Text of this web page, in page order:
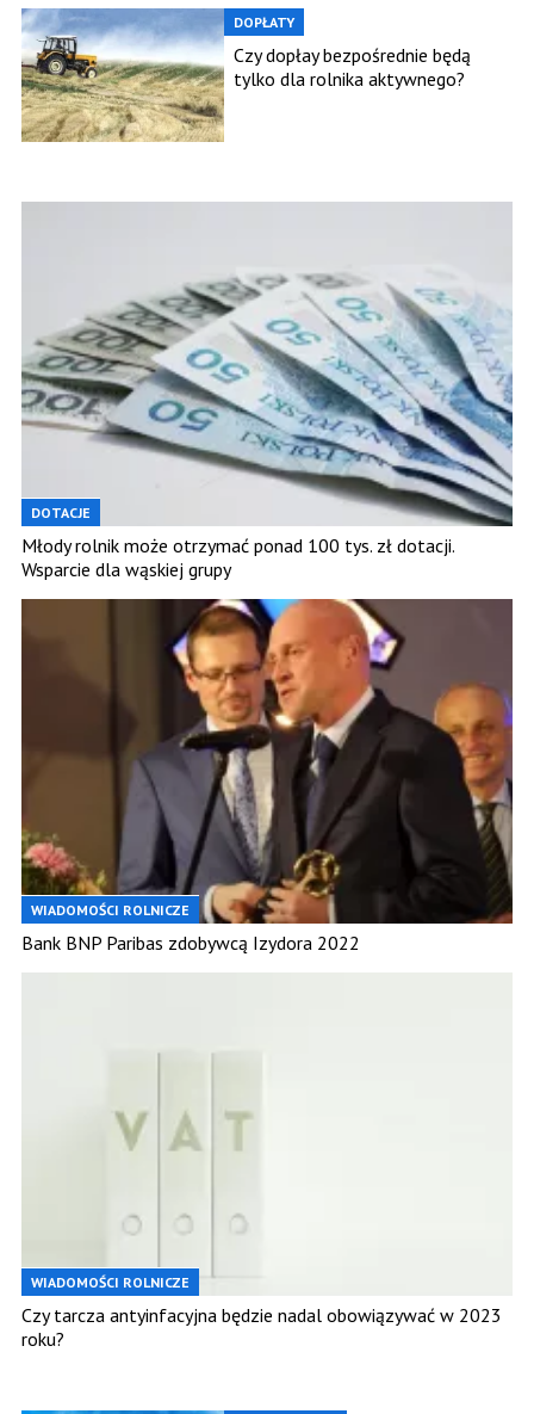
DOPŁATY
Czy dopłay bezpośrednie będą
tylko dla rolnika aktywnego?
DOTACJE
Młody rolnik może otrzymać ponad 100 tys. zł dotacji.
Wsparcie dla wąskiej grupy
WIADOMOŚCI ROLNICZE
Bank BNP Paribas zdobywcą Izydora 2022
WIADOMOŚCI ROLNICZE
Czy tarcza antyinfacyjna będzie nadal obowiązywać w 2023
roku?